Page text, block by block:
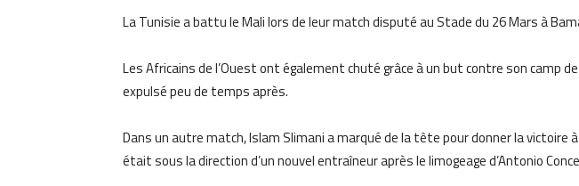
La Tunisie a battu le Mali lors de leur match disputé au Stade du 26 Mars à
Les Africains de l’Ouest ont également chuté grâce à un but contre son camp
expulsé peu de temps après.
Dans un autre match, Islam Slimani a marqué de la tête pour donner la victoire à
était sous la direction d’un nouvel entraîneur après le limogeage d’Antonio